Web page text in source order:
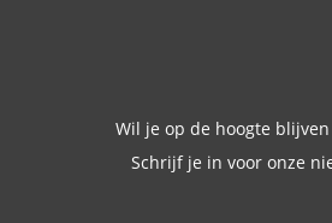
Wil je op de hoogte
Schrijf je in voor onze